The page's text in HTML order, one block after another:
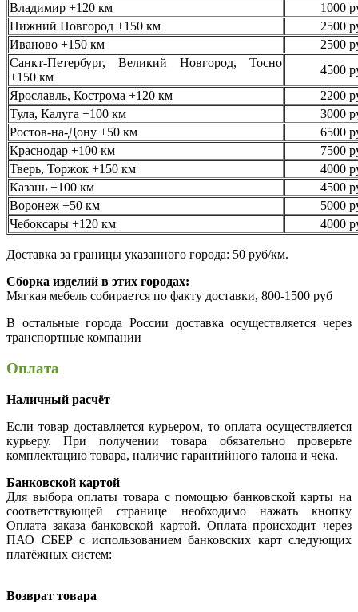
Владимир +120 км
1000
Нижний Новгород +150 км
2500
Иваново +150 км
2500
Санкт-Петербург, Великий Новгород, Тосно
+150 км
4500
Ярославль, Кострома +120 км
2200
Тула, Калуга +100 км
3000
Ростов-на-Дону +50 км
6500
Краснодар +100 км
7500
Тверь, Торжок +150 км
4000
Казань +100 км
4500
Воронеж +50 км
5000
Чебоксары +120 км
4000
Доставка за границы указанного города: 50 руб/км.
Сборка изделий в этих городах:
Мягкая мебель собирается по факту доставки, 800-1500 руб
В остальные города России доставка осуществляется через
транспортные компании
Оплата
Наличный расчёт
Если товар доставляется курьером, то оплата осуществляется
курьеру. При получении товара обязательно проверьте
комплектацию товара, наличие гарантийного талона и чека.
Банковской картой
Для выбора оплаты товара с помощью банковской карты на
соответствующей странице необходимо нажать кнопку
Оплата заказа банковской картой. Оплата происходит через
ПАО СБЕР с использованием банковских карт следующих
платёжных систем:
Возврат товара